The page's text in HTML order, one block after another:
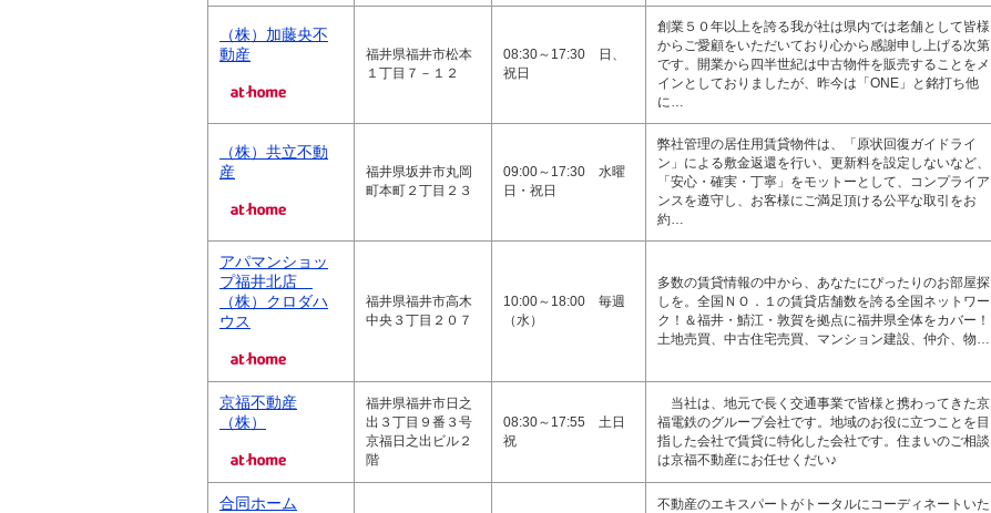
（株）加藤央不
動産
福井県福井市松本
１丁目７－１２
08:30～17:30 日、
祝日
創業５０年以上を誇る我が社は県内では老舗として皆様
からご愛顧をいただいており心から感謝申し上げる次第
です。開業から四半世紀は中古物件を販売することをメ
インとしておりましたが、昨今は「ONE」と銘打ち他
に…
（株）共立不動
産
福井県坂井市丸岡
町本町２丁目２３
09:00～17:30 水曜
日・祝日
弊社管理の居住用賃貸物件は、「原状回復ガイドライ
ン」による敷金返還を行い、更新料を設定しないなど、
「安心・確実・丁寧」をモットーとして、コンプライア
ンスを遵守し、お客様にご満足頂ける公平な取引をお
約…
アパマンショッ
プ福井北店
（株）クロダハ
ウス
福井県福井市高木
中央３丁目２０７
10:00～18:00 毎週
（水）
多数の賃貸情報の中から、あなたにぴったりのお部屋探
しを。全国ＮＯ．１の賃貸店舗数を誇る全国ネットワー
ク！＆福井・鯖江・敦賀を拠点に福井県全体をカバー！
土地売買、中古住宅売買、マンション建設、仲介、物…
京福不動産
（株）
福井県福井市日之
出３丁目９番３号
京福日之出ビル２
階
08:30～17:55 土日
祝
当社は、地元で長く交通事業で皆様と携わってきた京
福電鉄のグループ会社です。地域のお役に立つことを目
指した会社で賃貸に特化した会社です。住まいのご相談
は京福不動産にお任せくだい♪
合同ホーム
不動産のエキスパートがトータルにコーディネートいた